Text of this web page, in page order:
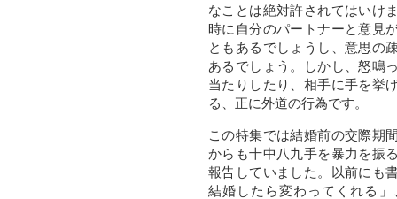
なことは絶対許されてはいけ
時に自分のパートナーと意見
ともあるでしょうし、意思の
あるでしょう。しかし、怒鳴
当たりしたり、相手に手を挙
る、正に外道の行為です。
この特集では結婚前の交際期
からも十中八九手を暴力を振
報告していました。以前にも
結婚したら変わってくれる